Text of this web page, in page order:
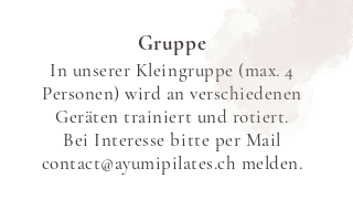
Gruppe
In unserer Kleingruppe (max. 4
Personen) wird an verschiedenen
Geräten trainiert und rotiert.
Bei Interesse bitte per Mail
contact@ayumipilates.ch melden.